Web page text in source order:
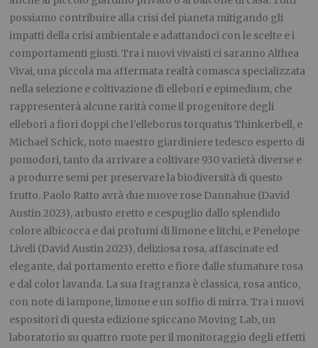
possiamo contribuire alla crisi del pianeta mitigando gli
impatti della crisi ambientale e adattandoci con le scelte e i
comportamenti giusti. Tra i nuovi vivaisti ci saranno Althea
Vivai, una piccola ma affermata realtà comasca specializzata
nella selezione e coltivazione di ellebori e epimedium, che
rappresenterà alcune rarità come il progenitore degli
ellebori a fiori doppi che l’elleborus torquatus Thinkerbell, e
Michael Schick, noto maestro giardiniere tedesco esperto di
pomodori, tanto da arrivare a coltivare 930 varietà diverse e
a produrre semi per preservare la biodiversità di questo
frutto. Paolo Ratto avrà due nuove rose Dannahue (David
Austin 2023), arbusto eretto e cespuglio dallo splendido
colore albicocca e dai profumi di limone e litchi, e Penelope
Liveli (David Austin 2023), deliziosa rosa, affascinate ed
elegante, dal portamento eretto e fiore dalle sfumature rosa
e dal color lavanda. La sua fragranza è classica, rosa antico,
con note di lampone, limone e un soffio di mirra. Tra i nuovi
espositori di questa edizione spiccano Moving Lab, un
laboratorio su quattro ruote per il monitoraggio degli effetti